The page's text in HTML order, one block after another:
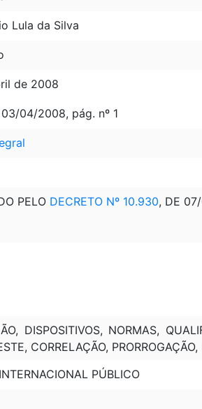
Lula da Silva
de 2008
03/04/2008, pág. nº 1
PELO DECRETO Nº 10.930, DE
DISPOSITIVOS, NORMAS,
CORRELAÇÃO,
PÚBLICO